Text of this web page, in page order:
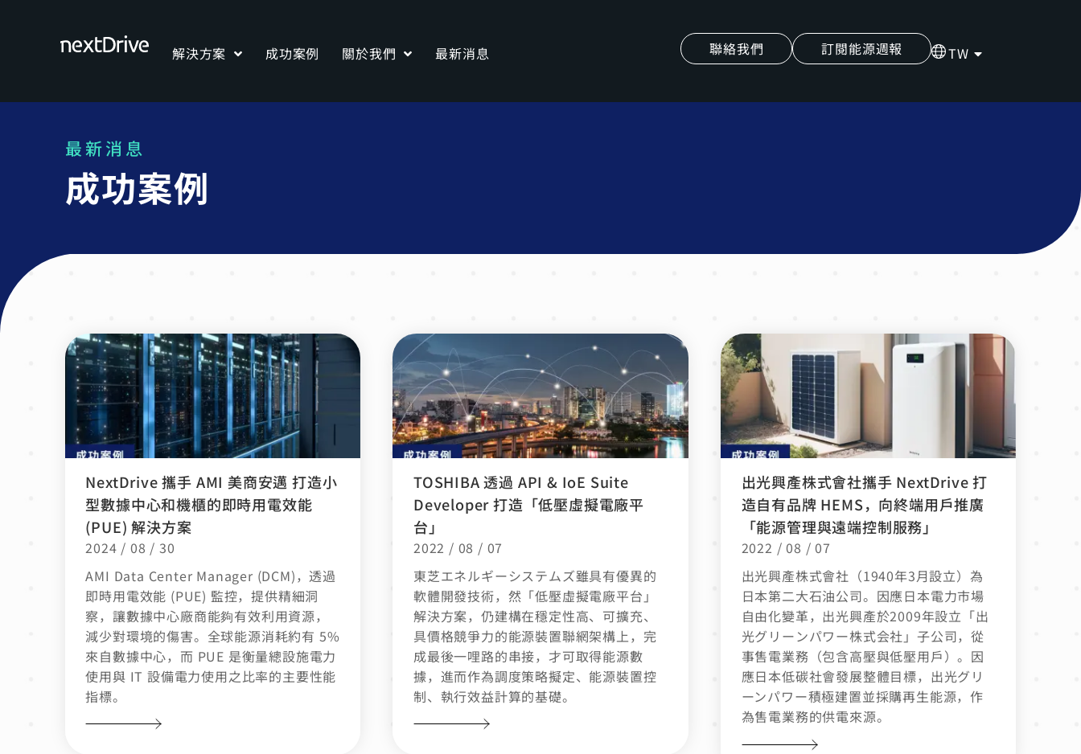
解決方案 成功案例 關於我們 最新消息 聯絡我們 訂閱能源週報 TW
最新消息
成功案例
NextDrive 攜手 AMI 美商安邁 打造小
型數據中心和機櫃的即時用電效能
(PUE) 解決方案
2024 / 08 / 30
AMI Data Center Manager (DCM)，透過
即時用電效能 (PUE) 監控，提供精細洞
察，讓數據中心廠商能夠有效利用資源，
減少對環境的傷害。全球能源消耗約有 5%
來自數據中心，而 PUE 是衡量總設施電力
使用與 IT 設備電力使用之比率的主要性能
指標。
TOSHIBA 透過 API & IoE Suite
Developer 打造「低壓虛擬電廠平
台」
2022 / 08 / 07
東芝エネルギーシステムズ雖具有優異的
軟體開發技術，然「低壓虛擬電廠平台」
解決方案，仍建構在穩定性高、可擴充、
具價格競爭力的能源裝置聯網架構上，完
成最後一哩路的串接，才可取得能源數
據，進而作為調度策略擬定、能源裝置控
制、執行效益計算的基礎。
出光興產株式會社攜手 NextDrive 打
造自有品牌 HEMS，向終端用戶推廣
「能源管理與遠端控制服務」
2022 / 08 / 07
出光興產株式會社（1940年3月設立）為
日本第二大石油公司。因應日本電力市場
自由化變革，出光興產於2009年設立「出
光グリーンパワー株式会社」子公司，從
事售電業務（包含高壓與低壓用戶）。因
應日本低碳社會發展整體目標，出光グリ
ーンパワー積極建置並採購再生能源，作
為售電業務的供電來源。